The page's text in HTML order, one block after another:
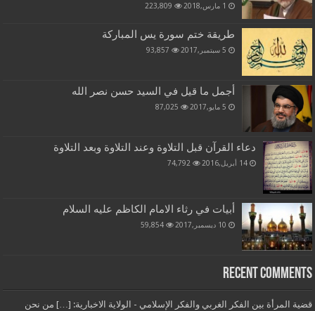
1 مارس,2018 223,809
طريقة ختم سورة يس المباركة
5 سبتمبر,2017 93,857
أجمل ما قيل في السيد حسن نصر الله
5 مايو,2017 87,025
دعاء القرآن قبل التلاوة وعند التلاوة وبعد التلاوة
14 أبريل,2016 74,792
أبيات في رثاء الامام الكاظم عليه السلام
10 ديسمبر,2017 59,854
Recent Comments
قضية المرأة بين الفكر الغربي والفكر الإسلامي - الولاية الاخبارية: […] من نحن